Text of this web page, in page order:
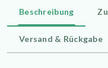
Beschreibung
Versand & Rückgabe